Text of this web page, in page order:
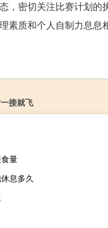
，密切关注比赛计划
素质和个人自制力息息
接就飞
量
息多久